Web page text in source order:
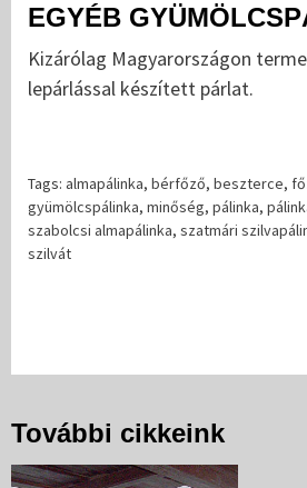
EGYÉB
Kizárólag Magyarországon
lepárlással készített párlat.
Tags: almapálinka, bérfőző, beszterce,
gyümölcspálinka, minőség, pálinka,
szabolcsi almapálinka, szatmári
szilvát
További cikkeink